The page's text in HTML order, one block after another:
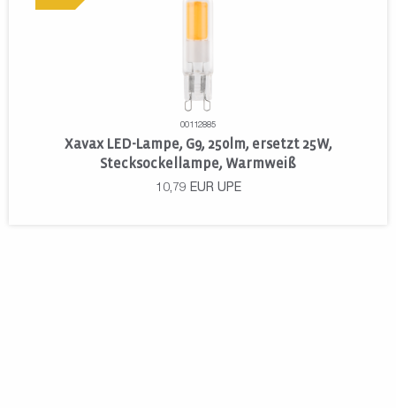
00112885
Xavax LED-Lampe, G9, 250lm, ersetzt 25W,
Stecksockellampe, Warmweiß
10,79 EUR UPE